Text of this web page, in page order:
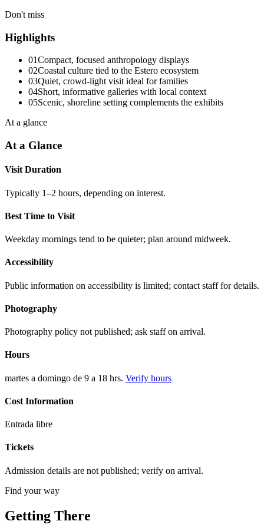
Don't miss
Highlights
01Compact, focused anthropology displays
02Coastal culture tied to the Estero ecosystem
03Quiet, crowd-light visit ideal for families
04Short, informative galleries with local context
05Scenic, shoreline setting complements the exhibits
At a glance
At a Glance
Visit Duration
Typically 1–2 hours, depending on interest.
Best Time to Visit
Weekday mornings tend to be quieter; plan around midweek.
Accessibility
Public information on accessibility is limited; contact staff for details.
Photography
Photography policy not published; ask staff on arrival.
Hours
martes a domingo de 9 a 18 hrs. Verify hours
Cost Information
Entrada libre
Tickets
Admission details are not published; verify on arrival.
Find your way
Getting There